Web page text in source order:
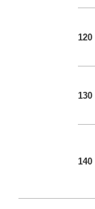
120
130
140